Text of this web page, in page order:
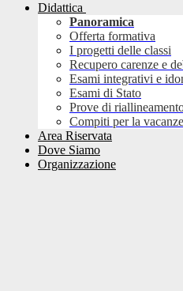
Didattica
Panoramica
Offerta formativa
I progetti delle classi
Recupero carenze e
Esami integrativi e
Esami di Stato
Prove di
Compiti per la
Area Riservata
Dove Siamo
Organizzazione